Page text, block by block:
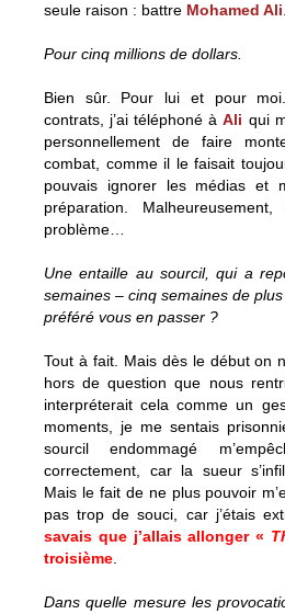
seule raison : battre Mohamed Ali
Pour cinq millions de dollars.
Bien sûr. Pour lui et pour
contrats, j’ai téléphoné àAli qui
personnellement de faire
combat, comme il le faisait
pouvais ignorer les médias et
préparation.
problème…
Une entaille au sourcil, qui a
semaines – cinq semaines de
préféré vous en passer ?
Tout à fait. Mais dès le début on
hors de question que nous
interpréterait cela comme un
moments, je me sentais
sourcil endommagé
correctement, car la sueur
Mais le fait de ne plus pouvoir
pas trop de souci, car j’étais
savais que j’allais allonger «
troisième
Dans quelle mesure les